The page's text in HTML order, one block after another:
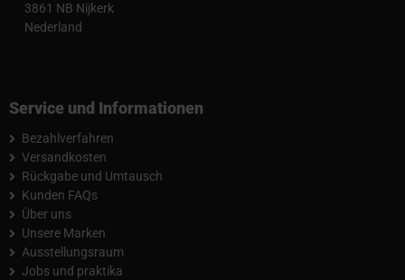
3861 NB Nijkerk
Nederland
Service und Informationen
Bezahlverfahren
Versandkosten
Rückgabe und Umtausch
Kunden FAQs
Über uns
Unsere Marken
Ausstellungsraum
Jobs und praktika